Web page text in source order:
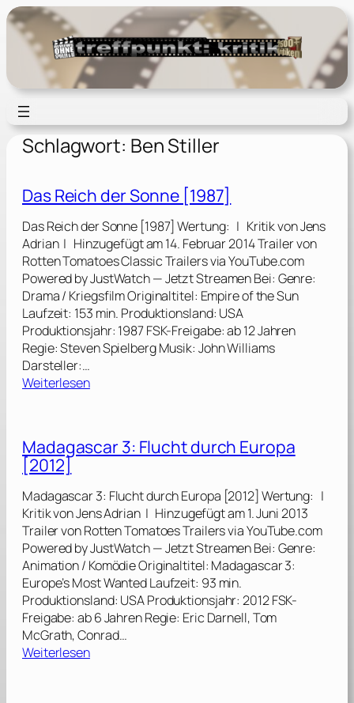
Zum
Inhalt
springen
Schlagwort: Ben Stiller
Das Reich der Sonne [1987]
Das Reich der Sonne [1987] Wertung: | Kritik von Jens
Adrian | Hinzugefügt am 14. Februar 2014 Trailer von
Rotten Tomatoes Classic Trailers via YouTube.com
Powered by JustWatch — Jetzt Streamen Bei: Genre:
Drama / Kriegsfilm Originaltitel: Empire of the Sun
Laufzeit: 153 min. Produktionsland: USA
Produktionsjahr: 1987 FSK-Freigabe: ab 12 Jahren
Regie: Steven Spielberg Musik: John Williams
Darsteller:…
Weiterlesen:
R
c
h
d
e
r
S
o
n
n
e
Madagascar 3: Flucht durch Europa
[2012]
Madagascar 3: Flucht durch Europa [2012] Wertung: |
Kritik von Jens Adrian | Hinzugefügt am 1. Juni 2013
Trailer von Rotten Tomatoes Trailers via YouTube.com
Powered by JustWatch — Jetzt Streamen Bei: Genre:
Animation / Komödie Originaltitel: Madagascar 3:
Europe’s Most Wanted Laufzeit: 93 min.
Produktionsland: USA Produktionsjahr: 2012 FSK-
Freigabe: ab 6 Jahren Regie: Eric Darnell, Tom
McGrath, Conrad…
Weiterlesen: